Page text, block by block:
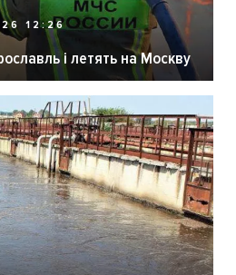
12:26
і летять на Москву